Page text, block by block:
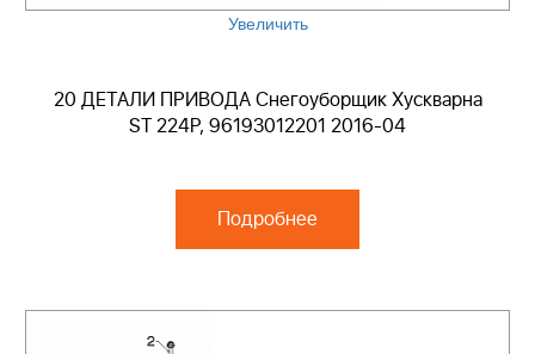
Увеличить
20 ДЕТАЛИ ПРИВОДА Снегоуборщик Хускварна
ST 224P, 96193012201 2016-04
Подробнее